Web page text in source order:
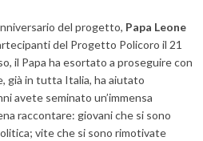
del progetto, Papa Leone
del Progetto Policoro il 21
il Papa ha esortato a proseguire con
già in tutta Italia, ha aiutato
avete seminato un’immensa
raccontare: giovani che si sono
vite che si sono rimotivate